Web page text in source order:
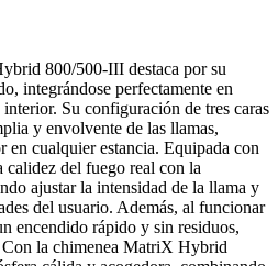
800/500-III destaca por su
integrándose perfectamente en
Su configuración de tres caras
y envolvente de las llamas,
en cualquier estancia. Equipada con
del fuego real con la
ajustar la intensidad de la llama y
del usuario. Además, al funcionar
encendido rápido y sin residuos,
la chimenea MatriX Hybrid